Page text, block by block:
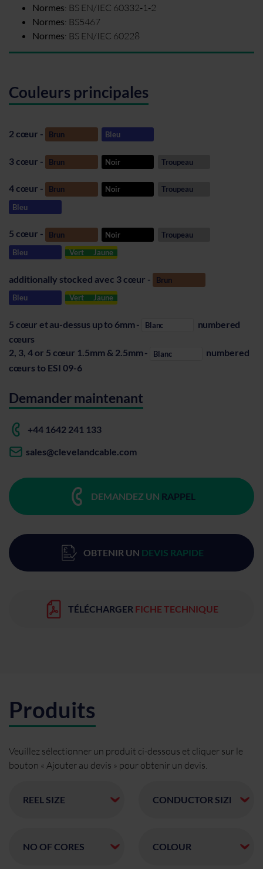
Normes: BS EN/IEC 60332-1-2
Normes: BS5467
Normes: BS EN/IEC 60228
Couleurs principales
2 cœur - Brun Bleu
3 cœur - Brun Noir Troupeau
4 cœur - Brun Noir
Troupeau
Bleu
5 cœur - Brun Noir
Troupeau
Bleu
Vert Jaune
additionally stocked avec 3 cœur -
Brun
Bleu
Vert Jaune
5 cœur et au-dessus up to 6mm - Blanc
numbered
cœurs
2, 3, 4 or 5 cœur 1.5mm & 2.5mm- Blanc
numbered
cœurs to ESI 09-6
Demander maintenant
+44 1642 241 133
sales@clevelandcable.com
DEMANDEZ UN RAPPEL
OBTENIR UN DEVIS RAPIDE
TÉLÉCHARGER FICHE TECHNIQUE
Produits
Veuillez sélectionner un produit ci-dessous et cliquer sur le
bouton « Ajouter au devis » pour obtenir un devis.